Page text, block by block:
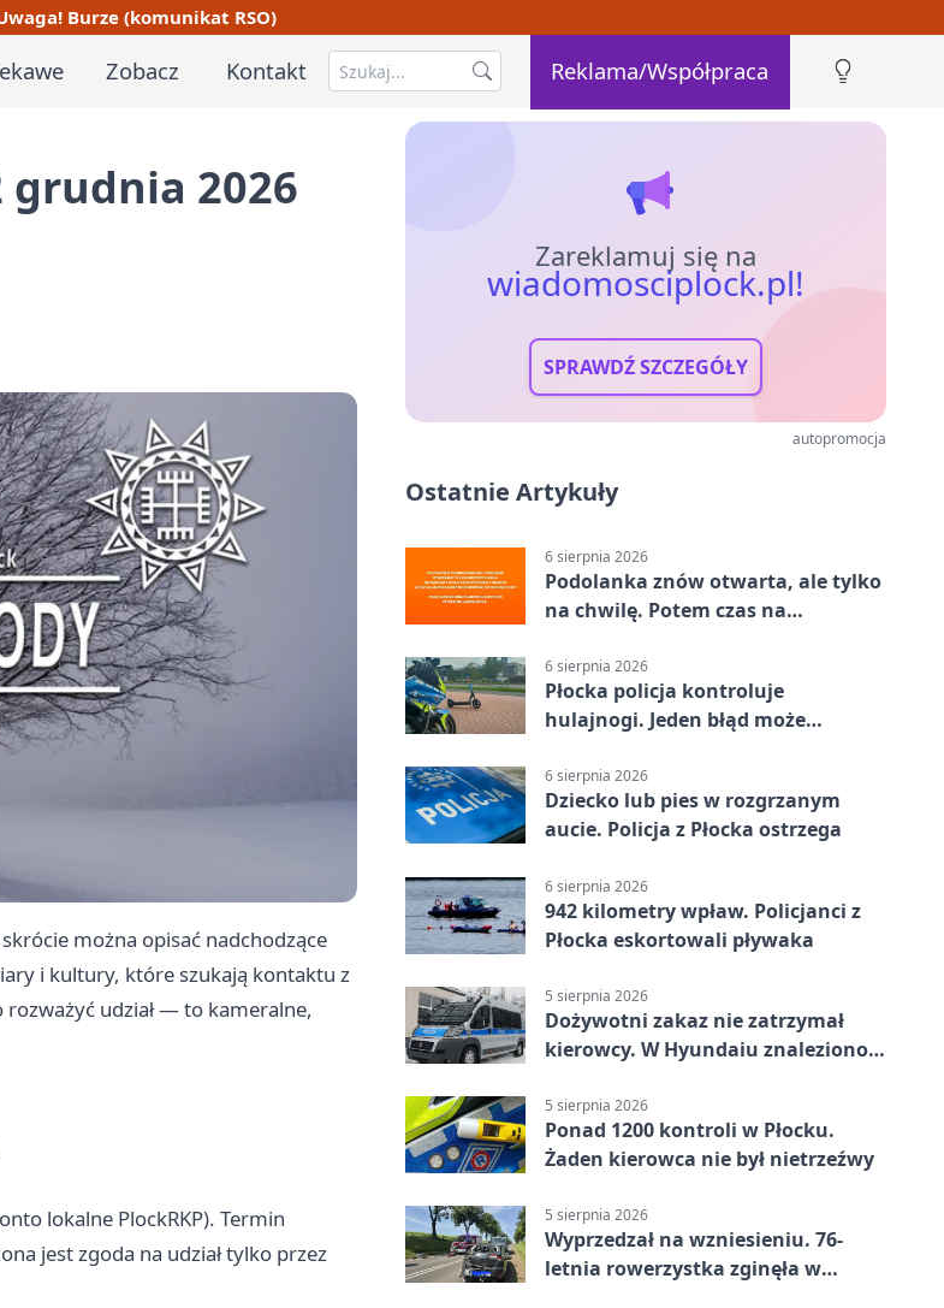
Burze (komunikat RSO)
Zobacz Kontakt Reklama/Współpraca
grudnia 2026
można opisać nadchodzące
i kultury, które szukają kontaktu z
rozważyć udział — to kameralne,
lokalne PlockRKP). Termin
jest zgoda na udział tylko przez
Zareklamuj się na
wiadomosciplock.pl!
SPRAWDŹ SZCZEGÓŁY
autopromocja
Ostatnie Artykuły
6 sierpnia 2026
Podolanka znów otwarta, ale tylko
na chwilę. Potem czas na
6 sierpnia 2026
Płocka policja kontroluje
hulajnogi. Jeden błąd może
6 sierpnia 2026
Dziecko lub pies w rozgrzanym
aucie. Policja z Płocka ostrzega
6 sierpnia 2026
942 kilometry wpław. Policjanci z
Płocka eskortowali pływaka
5 sierpnia 2026
Dożywotni zakaz nie zatrzymał
kierowcy. W Hyundaiu znaleziono
5 sierpnia 2026
Ponad 1200 kontroli w Płocku.
Żaden kierowca nie był nietrzeźwy
5 sierpnia 2026
Wyprzedzał na wzniesieniu. 76-
letnia rowerzystka zginęła w